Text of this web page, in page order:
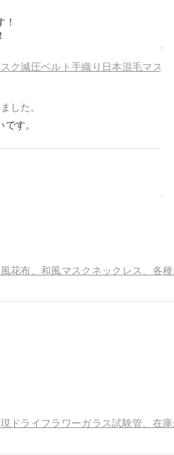
した。
す。
花布、和風マスクネックレス、各